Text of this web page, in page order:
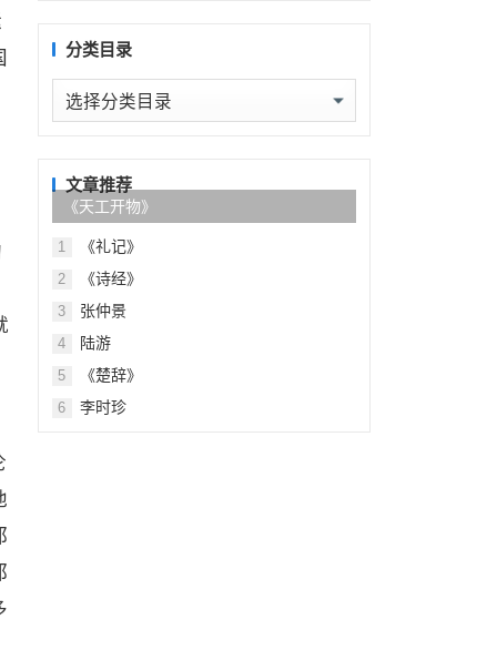
分类目录
分
类
录文章推荐
《天工开物》
1 《礼记》
2 《诗经》
3 张仲景
4 陆游
5 《楚辞》
6 李时珍